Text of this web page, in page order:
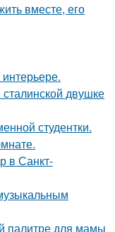
вместе, его
двушке
студентки.
в Санкт-
палитре для мамы